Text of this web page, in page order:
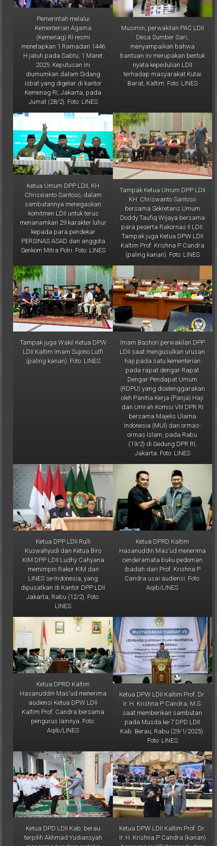
Pemerintah melalui
Kementerian Agama
(Kemenag) RI resmi
menetapkan 1 Ramadan 1446
H jatuh pada Sabtu, 1 Maret
2025. Keputusan ini
diumumkan dalam Sidang
Isbat yang digelar di kantor
Kemenag RI, Jakarta, pada
Jumat (28/2). Foto: LINES
Musimin, perwakilan PAC LDII
Desa Sumber Sari,
menyampaikan bahwa
bantuan ini merupakan bentuk
nyata kepedulian LDII
terhadap masyarakat Kutai
Barat, Kaltim. Foto: LINES
Ketua Umum DPP LDII, KH
Chriswanto Santoso, dalam
sambutannya menegaskan
komitmen LDII untuk terus
menanamkan 29 karakter luhur
kepada para pendekar
PERSINAS ASAD dan anggota
Senkom Mitra Polri. Foto: LINES
Tampak Ketua Umum DPP LDII
KH. Chriswanto Santoso
bersama Sekretaris Umum
Doddy Taufiq Wijaya bersama
para peserta Rakornas II LDII.
Tampak juga Ketua DPW LDII
Kaltim Prof. Krishna P Candra
(paling kanan). Foto: LINES
Tampak juga Wakil Ketua DPW
LDII Kaltim Imam Sujono Lutfi
(paling kanan). Foto: LINES
Imam Bashori perwakilan DPP
LDII saat mengusulkan urusan
haji pada satu kementerian
pada rapat dengar Rapat
Dengar Pendapat Umum
(RDPU) yang diselenggarakan
oleh Panitia Kerja (Panja) Haji
dan Umrah Komisi VIII DPR RI
bersama Majelis Ulama
Indonesia (MUI) dan ormas-
ormas Islam, pada Rabu
(19/2) di Gedung DPR RI,
Jakarta. Foto: LINES
Ketua DPP LDII Rulli
Kuswahyudi dan Ketua Biro
KIM DPP LDII Ludhy Cahyana
memimpin Rakor KIM dan
LINES se-Indonesia, yang
dipusatkan di Kantor DPP LDII
Jakarta, Rabu (12/2). Foto:
LINES
Ketua DPRD Kaltim
Hasanuddin Mas'ud menerima
cenderamata buku pedoman
ibadah dari Prof. Krishna P
Candra usai audiensi. Foto:
Aqib/LINES
Ketua DPRD Kaltim
Hasanuddin Mas'ud menerima
audiensi Ketua DPW LDII
Kaltim Prof. Candra bersama
pengurus lainnya. Foto:
Aqib/LINES
Ketua DPW LDII Kaltim Prof. Dr.
Ir. H. Krishna P Candra, M.S.
saat memberikan sambutan
pada Musda ke-7 DPD LDII
Kab. Berau, Rabu (29/1/2025).
Foto: LINES
Ketua DPD LDII Kab. berau
terpilih Akhmad Yudiansyah
menerima bendera pataka
Ketua DPW LDII Kaltim Prof. Dr.
Ir. H. Krishna P Candra (kanan)
bersama H. KE Waspodo dari